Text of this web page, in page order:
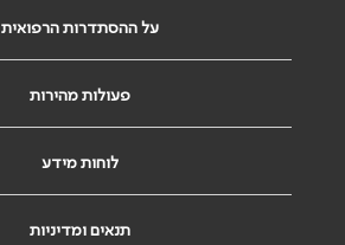
על ההסתדרות הרפואית
פעולות מהירות
לוחות מידע
תנאים ומדיניות